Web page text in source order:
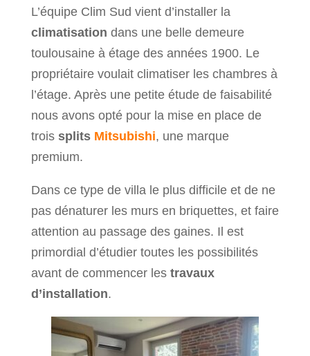
L’équipe Clim Sud vient d’installer la
climatisation dans une belle demeure
toulousaine à étage des années 1900. Le
propriétaire voulait climatiser les chambres à
l’étage. Après une petite étude de faisabilité
nous avons opté pour la mise en place de
troissplits Mitsubishi, une marque
premium.
Dans ce type de villa le plus difficile et de ne
pas dénaturer les murs en briquettes, et faire
attention au passage des gaines. Il est
primordial d’étudier toutes les possibilités
avant de commencer les travaux
d’installation.